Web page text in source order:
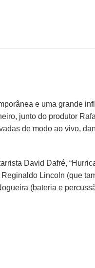
e uma grande
junto do produtor
de modo ao vivo,
David Dafré,
Lincoln (que
(bateria e